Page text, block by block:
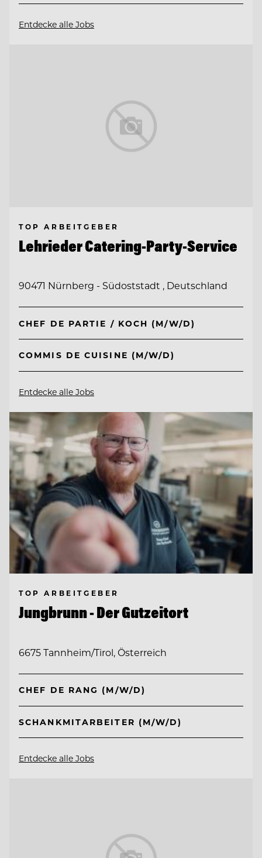
Entdecke alle Jobs
TOP ARBEITGEBER
Lehrieder Catering-Party-Service
90471 Nürnberg - Südoststadt , Deutschland
CHEF DE PARTIE / KOCH (M/W/D)
COMMIS DE CUISINE (M/W/D)
Entdecke alle Jobs
TOP ARBEITGEBER
Jungbrunn - Der Gutzeitort
6675 Tannheim/Tirol, Österreich
CHEF DE RANG (M/W/D)
SCHANKMITARBEITER (M/W/D)
Entdecke alle Jobs